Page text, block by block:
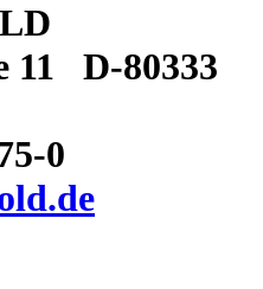
11 D-80333
0